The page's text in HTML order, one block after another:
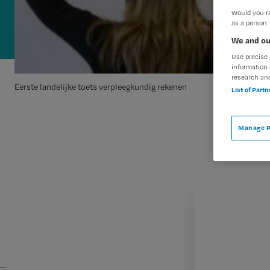
Eerste landelijke toets verpleegkundig rekenen
…
Would you
as a person
We and
Use
information
research
List of
Manage